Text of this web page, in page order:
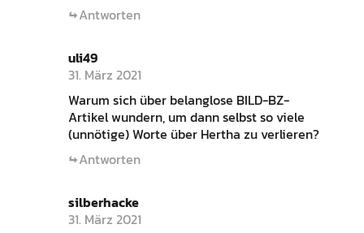
Antworten
uli49
31. März 2021
Warum sich über belanglose BILD-BZ-
Artikel wundern, um dann selbst so viele
(unnötige) Worte über Hertha zu verlieren?
Antworten
silberhacke
31. März 2021